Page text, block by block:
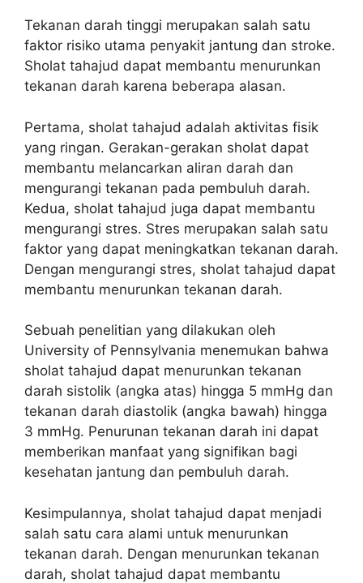
Tekanan darah tinggi merupakan salah satu
faktor risiko utama penyakit jantung dan stroke.
Sholat tahajud dapat membantu menurunkan
tekanan darah karena beberapa alasan.
Pertama, sholat tahajud adalah aktivitas fisik
yang ringan. Gerakan-gerakan sholat dapat
membantu melancarkan aliran darah dan
mengurangi tekanan pada pembuluh darah.
Kedua, sholat tahajud juga dapat membantu
mengurangi stres. Stres merupakan salah satu
faktor yang dapat meningkatkan tekanan darah.
Dengan mengurangi stres, sholat tahajud dapat
membantu menurunkan tekanan darah.
Sebuah penelitian yang dilakukan oleh
University of Pennsylvania menemukan bahwa
sholat tahajud dapat menurunkan tekanan
darah sistolik (angka atas) hingga 5 mmHg dan
tekanan darah diastolik (angka bawah) hingga
3 mmHg. Penurunan tekanan darah ini dapat
memberikan manfaat yang signifikan bagi
kesehatan jantung dan pembuluh darah.
Kesimpulannya, sholat tahajud dapat menjadi
salah satu cara alami untuk menurunkan
tekanan darah. Dengan menurunkan tekanan
darah, sholat tahajud dapat membantu